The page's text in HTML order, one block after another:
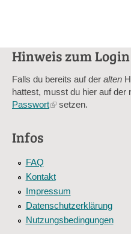
Hinweis zum Login
Falls du bereits auf der alten
hattest, musst du hier auf der
Passwort(linksetzen.
Infos
FAQ
Kontakt
Impressum
Datenschutzerklärung
Nutzungsbedingungen